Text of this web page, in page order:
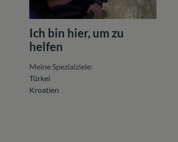
Ich bin hier, um zu
helfen
Meine Spezialziele:
Türkei
Kroatien